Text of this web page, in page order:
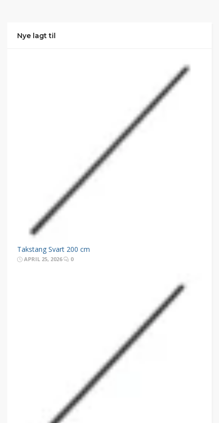
Nye lagt til
Takstang Svart 200 cm
APRIL 25, 2026 0